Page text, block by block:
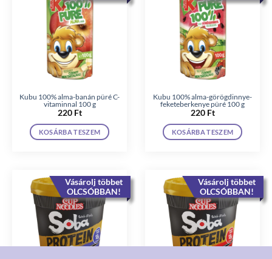
Kubu 100% alma-banán püré C-
vitaminnal 100 g
220 Ft
KOSÁRBA TESZEM
Kubu 100% alma-görögdinnye-
feketeberkenye püré 100 g
220 Ft
KOSÁRBA TESZEM
Vásárolj többet
OLCSÓBBAN!
Vásárolj többet
OLCSÓBBAN!